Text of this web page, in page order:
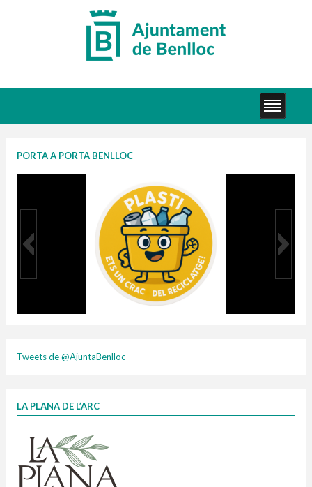
PORTA A PORTA BENLLOC
1 contenidors intel·ligents
Finançat per la Unió Europea – NextGenerationEU
Tweets de @AjuntaBenlloc
LA PLANA DE L’ARC